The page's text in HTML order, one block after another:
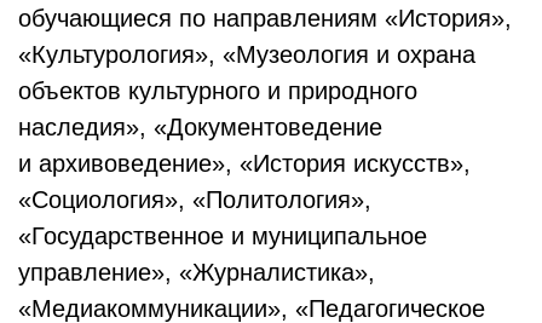
обучающиеся по направлениям «История»,
«Культурология», «Музеология и охрана
объектов культурного и природного
наследия», «Документоведение
и архивоведение», «История искусств»,
«Социология», «Политология»,
«Государственное и муниципальное
управление», «Журналистика»,
«Медиакоммуникации», «Педагогическое